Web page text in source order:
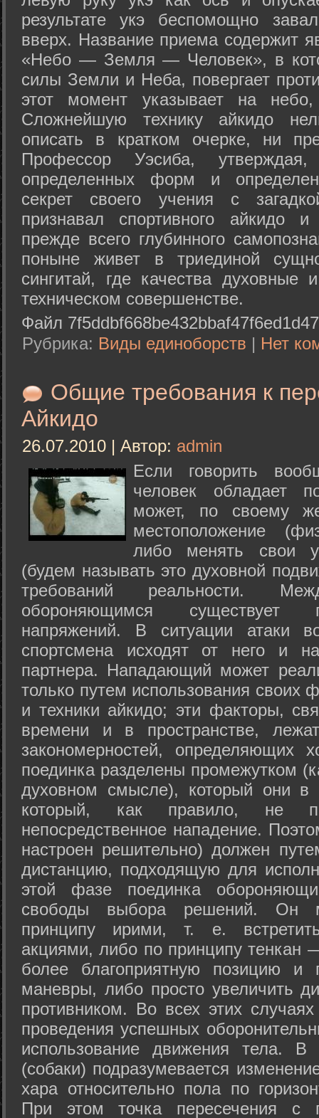
результате укэ беспомощно
вверх. Название приема содержит
«Небо — Земля — Человек», в
силы Земли и Неба, повергает
этот момент указывает на
Сложнейшую технику айкидо
описать в кратком очерке, ни
Профессор Уэсиба,
определенных форм и
секрет своего учения с
признавал спортивного айкидо
прежде всего глубинного
поныне живет в триединой
сингитай, где качества духовные
техническом совершенстве.
Файл
Рубрика: Виды единоборств | Нет
Общие требования к
Айкидо
26.07.2010 | Автор: admin
Если говорить
человек обладает
может, по своему
местоположение
либо менять свои
(будем называть это духовной
требований реальности.
обороняющимся существует
напряжений. В ситуации атаки
спортсмена исходят от него и
партнера. Нападающий может
только путем использования своих
и техники айкидо; эти факторы,
времени и в пространстве,
закономерностей, определяющих
поединка разделены промежутком
духовном смысле), который они в
который, как правило, не
непосредственное нападение.
настроен решительно) должен
дистанцию, подходящую для
этой фазе поединка
свободы выбора решений. Он
принципу ирими, т. е.
акциями, либо по принципу тенкан
более благоприятную позицию и
маневры, либо просто увеличить
противником. Во всех этих
проведения успешных
использование движения тела.
(собаки) подразумевается
хара относительно пола по
При этом точка пересечения с